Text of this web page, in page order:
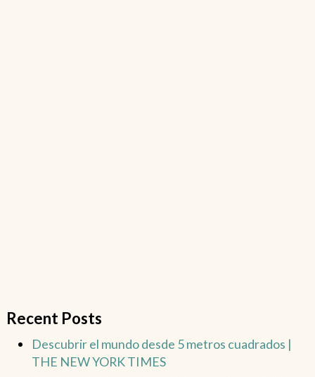
Recent Posts
Descubrir el mundo desde 5 metros cuadrados |
THE NEW YORK TIMES